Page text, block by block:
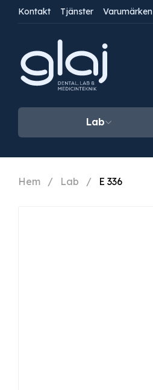
Kontakt Tjänster Varumärken
Lab
Hem / Lab / E 336